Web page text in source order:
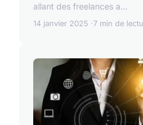
allant des freelances a...
14 janvier 2025 7 min de